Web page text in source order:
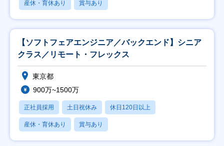
産休・育休あり 賞与あり
【ソフトフェアエンジニア／バックエンド】シニア
クラス／リモート・フレックス
東京都
900万~1500万
正社員採用 土日祝休み 休日120日以上
産休・育休あり 賞与あり